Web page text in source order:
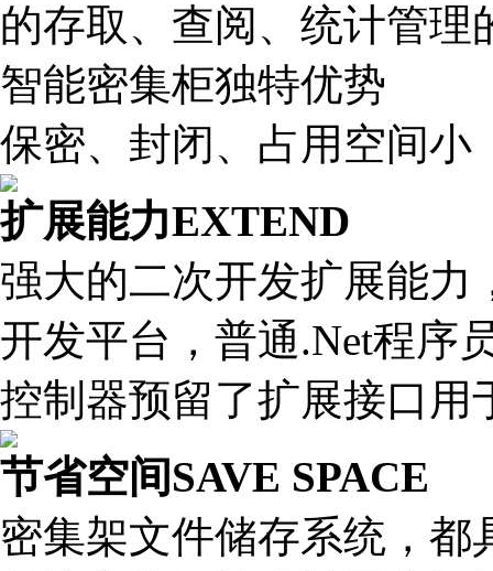
的存取、查阅、统计管理
智能密集柜独特优势
保密、封闭、占用空间小
扩展能力EXTEND
强大的二次开发扩展能力
开发平台，普通.Net程序
控制器预留了扩展接口用
节省空间SAVE SPACE
密集架文件储存系统，